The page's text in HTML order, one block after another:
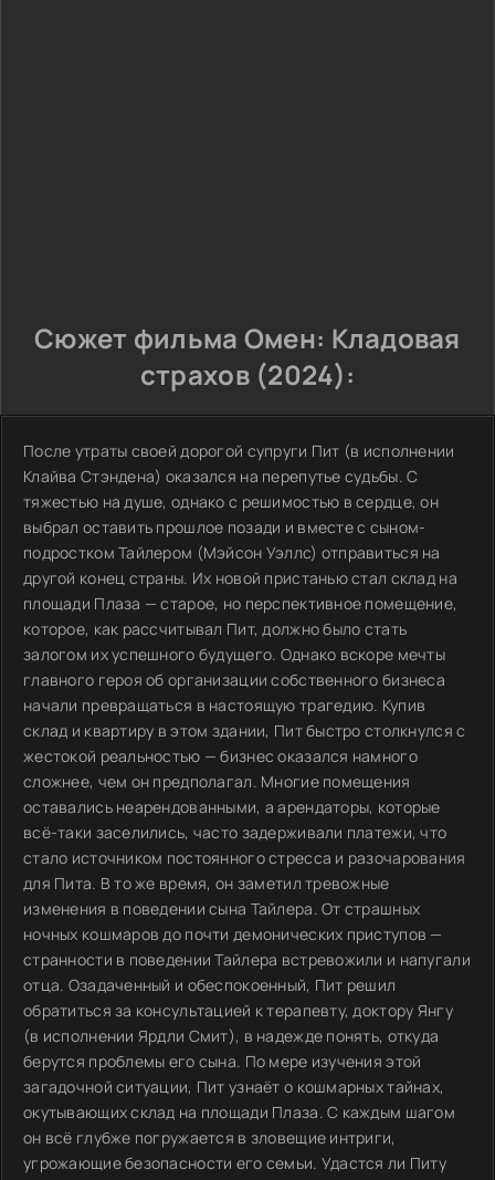
Сюжет фильма Омен: Кладовая
страхов (2024):
После утраты своей дорогой супруги Пит (в исполнении
Клайва Стэндена) оказался на перепутье судьбы. С
тяжестью на душе, однако с решимостью в сердце, он
выбрал оставить прошлое позади и вместе с сыном-
подростком Тайлером (Мэйсон Уэллс) отправиться на
другой конец страны. Их новой пристанью стал склад на
площади Плаза — старое, но перспективное помещение,
которое, как рассчитывал Пит, должно было стать
залогом их успешного будущего. Однако вскоре мечты
главного героя об организации собственного бизнеса
начали превращаться в настоящую трагедию. Купив
склад и квартиру в этом здании, Пит быстро столкнулся с
жестокой реальностью — бизнес оказался намного
сложнее, чем он предполагал. Многие помещения
оставались неарендованными, а арендаторы, которые
всё-таки заселились, часто задерживали платежи, что
стало источником постоянного стресса и разочарования
для Пита. В то же время, он заметил тревожные
изменения в поведении сына Тайлера. От страшных
ночных кошмаров до почти демонических приступов —
странности в поведении Тайлера встревожили и напугали
отца. Озадаченный и обеспокоенный, Пит решил
обратиться за консультацией к терапевту, доктору Янгу
(в исполнении Ярдли Смит), в надежде понять, откуда
берутся проблемы его сына. По мере изучения этой
загадочной ситуации, Пит узнаёт о кошмарных тайнах,
окутывающих склад на площади Плаза. С каждым шагом
он всё глубже погружается в зловещие интриги,
угрожающие безопасности его семьи. Удастся ли Питу